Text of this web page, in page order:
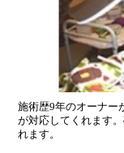
施術歴9年のオーナー
が対応してくれます
れます。